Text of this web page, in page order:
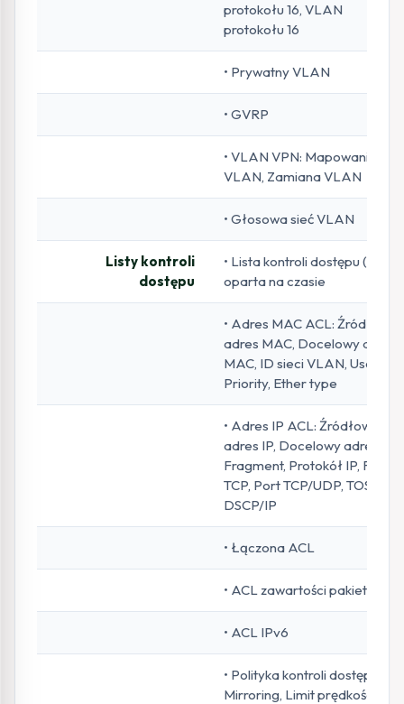
protokołu 16, VLAN
protokołu 16
• Prywatny VLAN
• GVRP
• VLAN VPN: Mapowanie
VLAN, Zamiana VLAN
• Głosowa sieć VLAN
Listy kontroli
dostępu
• Lista kontroli dostępu (ACL)
oparta na czasie
• Adres MAC ACL: Źródłowy
adres MAC, Docelowy adres
MAC, ID sieci VLAN, User
Priority, Ether type
• Adres IP ACL: Źródłowy
adres IP, Docelowy adres IP,
Fragment, Protokół IP, Flaga
TCP, Port TCP/UDP, TOS
DSCP/IP
• Łączona ACL
• ACL zawartości pakietu
• ACL IPv6
• Polityka kontroli dostępu:
Mirroring, Limit prędkości,